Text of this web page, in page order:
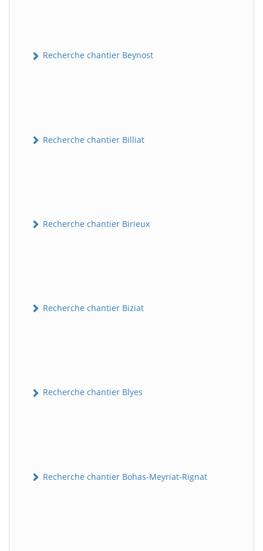
Recherche chantier Beynost
Recherche chantier Billiat
Recherche chantier Birieux
Recherche chantier Biziat
Recherche chantier Blyes
Recherche chantier Bohas-Meyriat-Rignat